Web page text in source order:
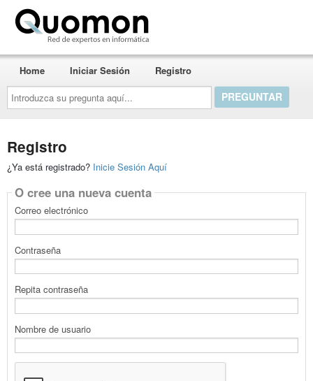
Introduzca
su
pregunta
aquí...
Home Iniciar Sesión Registro
Registro
¿Ya está registrado? Inicie Sesión Aquí
O cree una nueva cuenta
Correo electrónico
Contraseña
Repita contraseña
Nombre de usuario